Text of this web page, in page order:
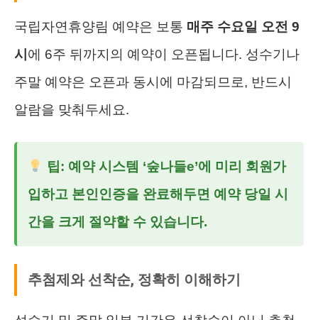
국립자연휴양림 예약은 보통 매주 수요일 오전 9
시 에 6주 뒤까지의 예약이 오픈됩니다. 성수기나
주말 예약은 오픈과 동시에 마감되므로, 반드시
알람을 맞춰두세요.
팁: 예약 시스템 ‘숲나들e’에 미리 회원가
입하고 본인인증을 완료해두면 예약 당일 시
간을 크게 절약할 수 있습니다.
추첨제와 선착순, 정확히 이해하기